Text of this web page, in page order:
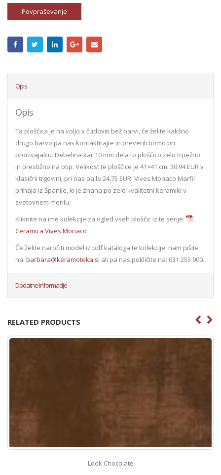
Povpraševanje
Opis
Opis
Ta ploščica je na voljo v čudoviti bež barvi, če želite kakšno
drugo barvo pa nas kontaktirajte in preverili bomo pri
proizvajalcu. Debelina kar 10 mm dela to ploščico zelo trpežno
in prestižno na otip. Velikost te ploščice je 41×41 cm. 30,94 EUR v
klasični trgovini, pri nas pa le 24,75 EUR. Vives Monaco Marfil
prihaja iz Španije, ki je znana po zelo kvalitetni keramiki v
svetovnem merilu.
Kliknite na ime kolekcije za ogled vseh ploščic iz te serije:
Ceramica Vives Monaco
Če želite naročiti model iz pdf kataloga te kolekcije, nam pišite
na: barbara@keramoteka.si ali pa nas pokličite na: 031 255 900.
Dodatne informacije
RELATED PRODUCTS
Look Chocolate